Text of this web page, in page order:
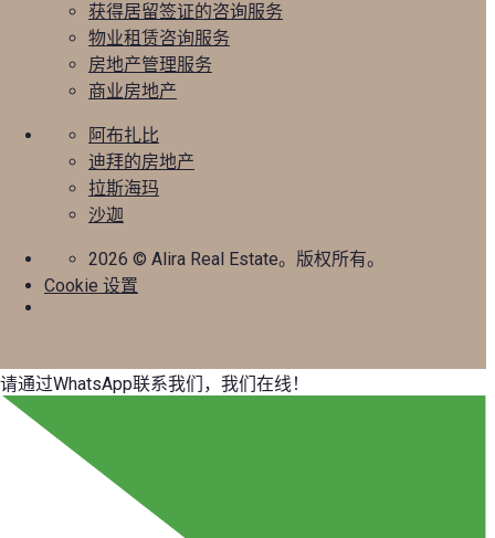
获得居留签证的咨询服务
物业租赁咨询服务
房地产管理服务
商业房地产
阿布扎比
迪拜的房地产
拉斯海玛
沙迦
2026 © Alira Real Estate。版权所有。
Cookie 设置
请通过WhatsApp联系我们，我们在线！